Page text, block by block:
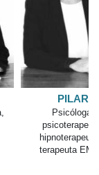
MANUEL
Psicólogo,
y terapeuta